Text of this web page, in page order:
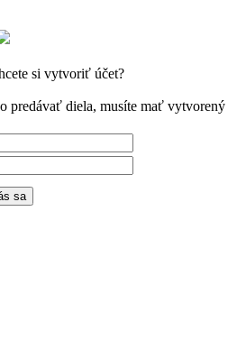
si vytvoriť účet?
predávať diela, musíte mať vytvorený